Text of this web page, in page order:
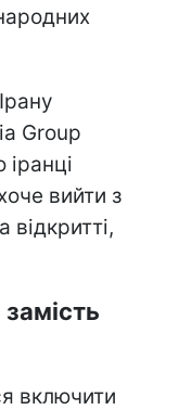
Group
вийти з
включити